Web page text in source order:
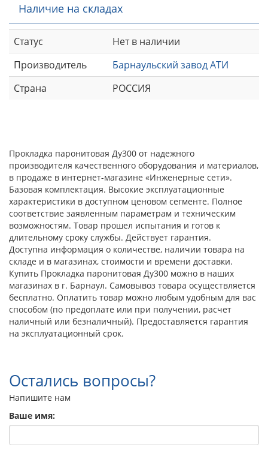
Наличие на складах
Статус
Нет в наличии
Производитель
Барнаульский завод АТИ
Страна
РОССИЯ
Прокладка паронитовая Ду300 от надежного
производителя качественного оборудования и материалов,
в продаже в интернет-магазине «Инженерные сети».
Базовая комплектация. Высокие эксплуатационные
характеристики в доступном ценовом сегменте. Полное
соответствие заявленным параметрам и техническим
возможностям. Товар прошел испытания и готов к
длительному сроку службы. Действует гарантия.
Доступна информация о количестве, наличии товара на
складе и в магазинах, стоимости и времени доставки.
Купить Прокладка паронитовая Ду300 можно в наших
магазинах в г. Барнаул. Самовывоз товара осуществляется
бесплатно. Оплатить товар можно любым удобным для вас
способом (по предоплате или при получении, расчет
наличный или безналичный). Предоставляется гарантия
на эксплуатационный срок.
Остались вопросы?
Напишите нам
Ваше имя: